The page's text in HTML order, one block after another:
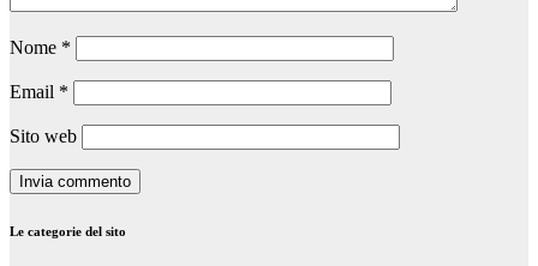
Nome *
Email *
Sito web
Le categorie del sito